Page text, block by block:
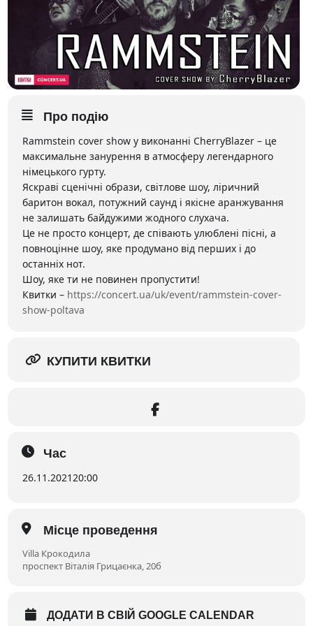
Про подію
Rammstein cover show у виконаннi CherryBlazer – це
максимальне занурення в атмосферу легендарного
німецького гурту.
Яскравi сценічні образи, світлове шоу, ліричний
баритон вокал, потужний саунд і якісне аранжування
не залишать байдужими жодного слухача.
Це не просто концерт, де співають улюблені пісні, а
повноцінне шоу, яке продумано від перших і до
останніх нот.
Шоу, яке ти не повинен пропустити!
Квитки – https://concert.ua/uk/event/rammstein-cover-
show-poltava
КУПИТИ КВИТКИ
Час
26.11.202120:00
Місце проведення
Villa Крокодила
проспект Віталія Грицаєнка, 20б
ДОДАТИ В СВІЙ GOOGLE CALENDAR